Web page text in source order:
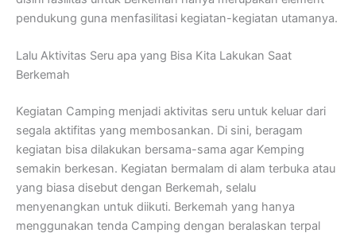
pendukung guna menfasilitasi kegiatan-kegiatan utamanya.
Lalu Aktivitas Seru apa yang Bisa Kita Lakukan Saat
Berkemah
Kegiatan Camping menjadi aktivitas seru untuk keluar dari
segala aktifitas yang membosankan. Di sini, beragam
kegiatan bisa dilakukan bersama-sama agar Kemping
semakin berkesan. Kegiatan bermalam di alam terbuka atau
yang biasa disebut dengan Berkemah, selalu
menyenangkan untuk diikuti. Berkemah yang hanya
menggunakan tenda Camping dengan beralaskan terpal